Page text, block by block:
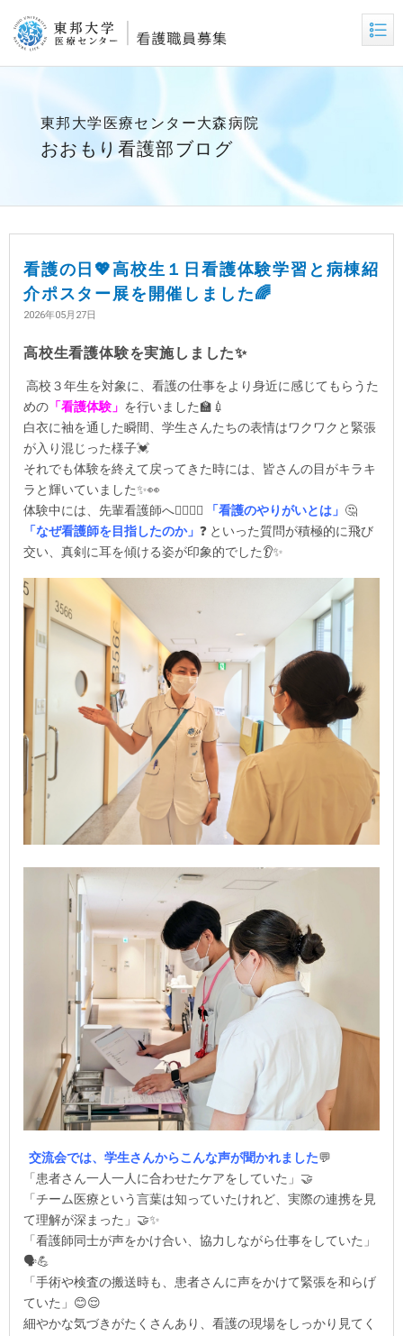
東邦大学医療センター大森病院
おおもり看護部ブログ
看護の日💖高校生１日看護体験学習と病棟紹
介ポスター展を開催しました🌈
2026年05月27日
高校生看護体験を実施しました✨
高校３年生を対象に、看護の仕事をより身近に感じてもらうた
めの 「看護体験」 を行いました🏫💉
白衣に袖を通した瞬間、学生さんたちの表情はワクワクと緊張
が入り混じった様子💓
それでも体験を終えて戻ってきた時には、皆さんの目がキラキ
ラと輝いていました✨👀
体験中には、先輩看護師へ👩‍⚕️🧑‍⚕️ 「看護のやりがいとは」 🤔
「なぜ看護師を目指したのか」 ❓ といった質問が積極的に飛び
交い、真剣に耳を傾ける姿が印象的でした👂✨
交流会では、学生さんからこんな声が聞かれました💬
「患者さん一人一人に合わせたケアをしていた」 🤝
「チーム医療という言葉は知っていたけれど、実際の連携を見
て理解が深まった」 🤝✨
「看護師同士が声をかけ合い、協力しながら仕事をしていた」
🗣️💪
「手術や検査の搬送時も、患者さんに声をかけて緊張を和らげ
ていた」 😊😌
細やかな気づきがたくさんあり、看護の現場をしっかり見てく